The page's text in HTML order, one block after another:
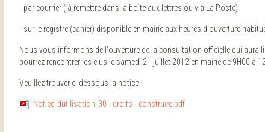
- par courrier ( à remettre dans la boîte aux lettres ou via La Poste)
- sur le registre (cahier) disponible en mairie aux heures d'ouverture
Nous vous informons de l'ouverture de la consultation officielle qui aura
pourrez rencontrer les élus le samedi 21 juillet 2012 en mairie de 9H00 à
Veuillez trouver ci dessous la notice
Notice_dutilisation_30__droits__construire.pdf